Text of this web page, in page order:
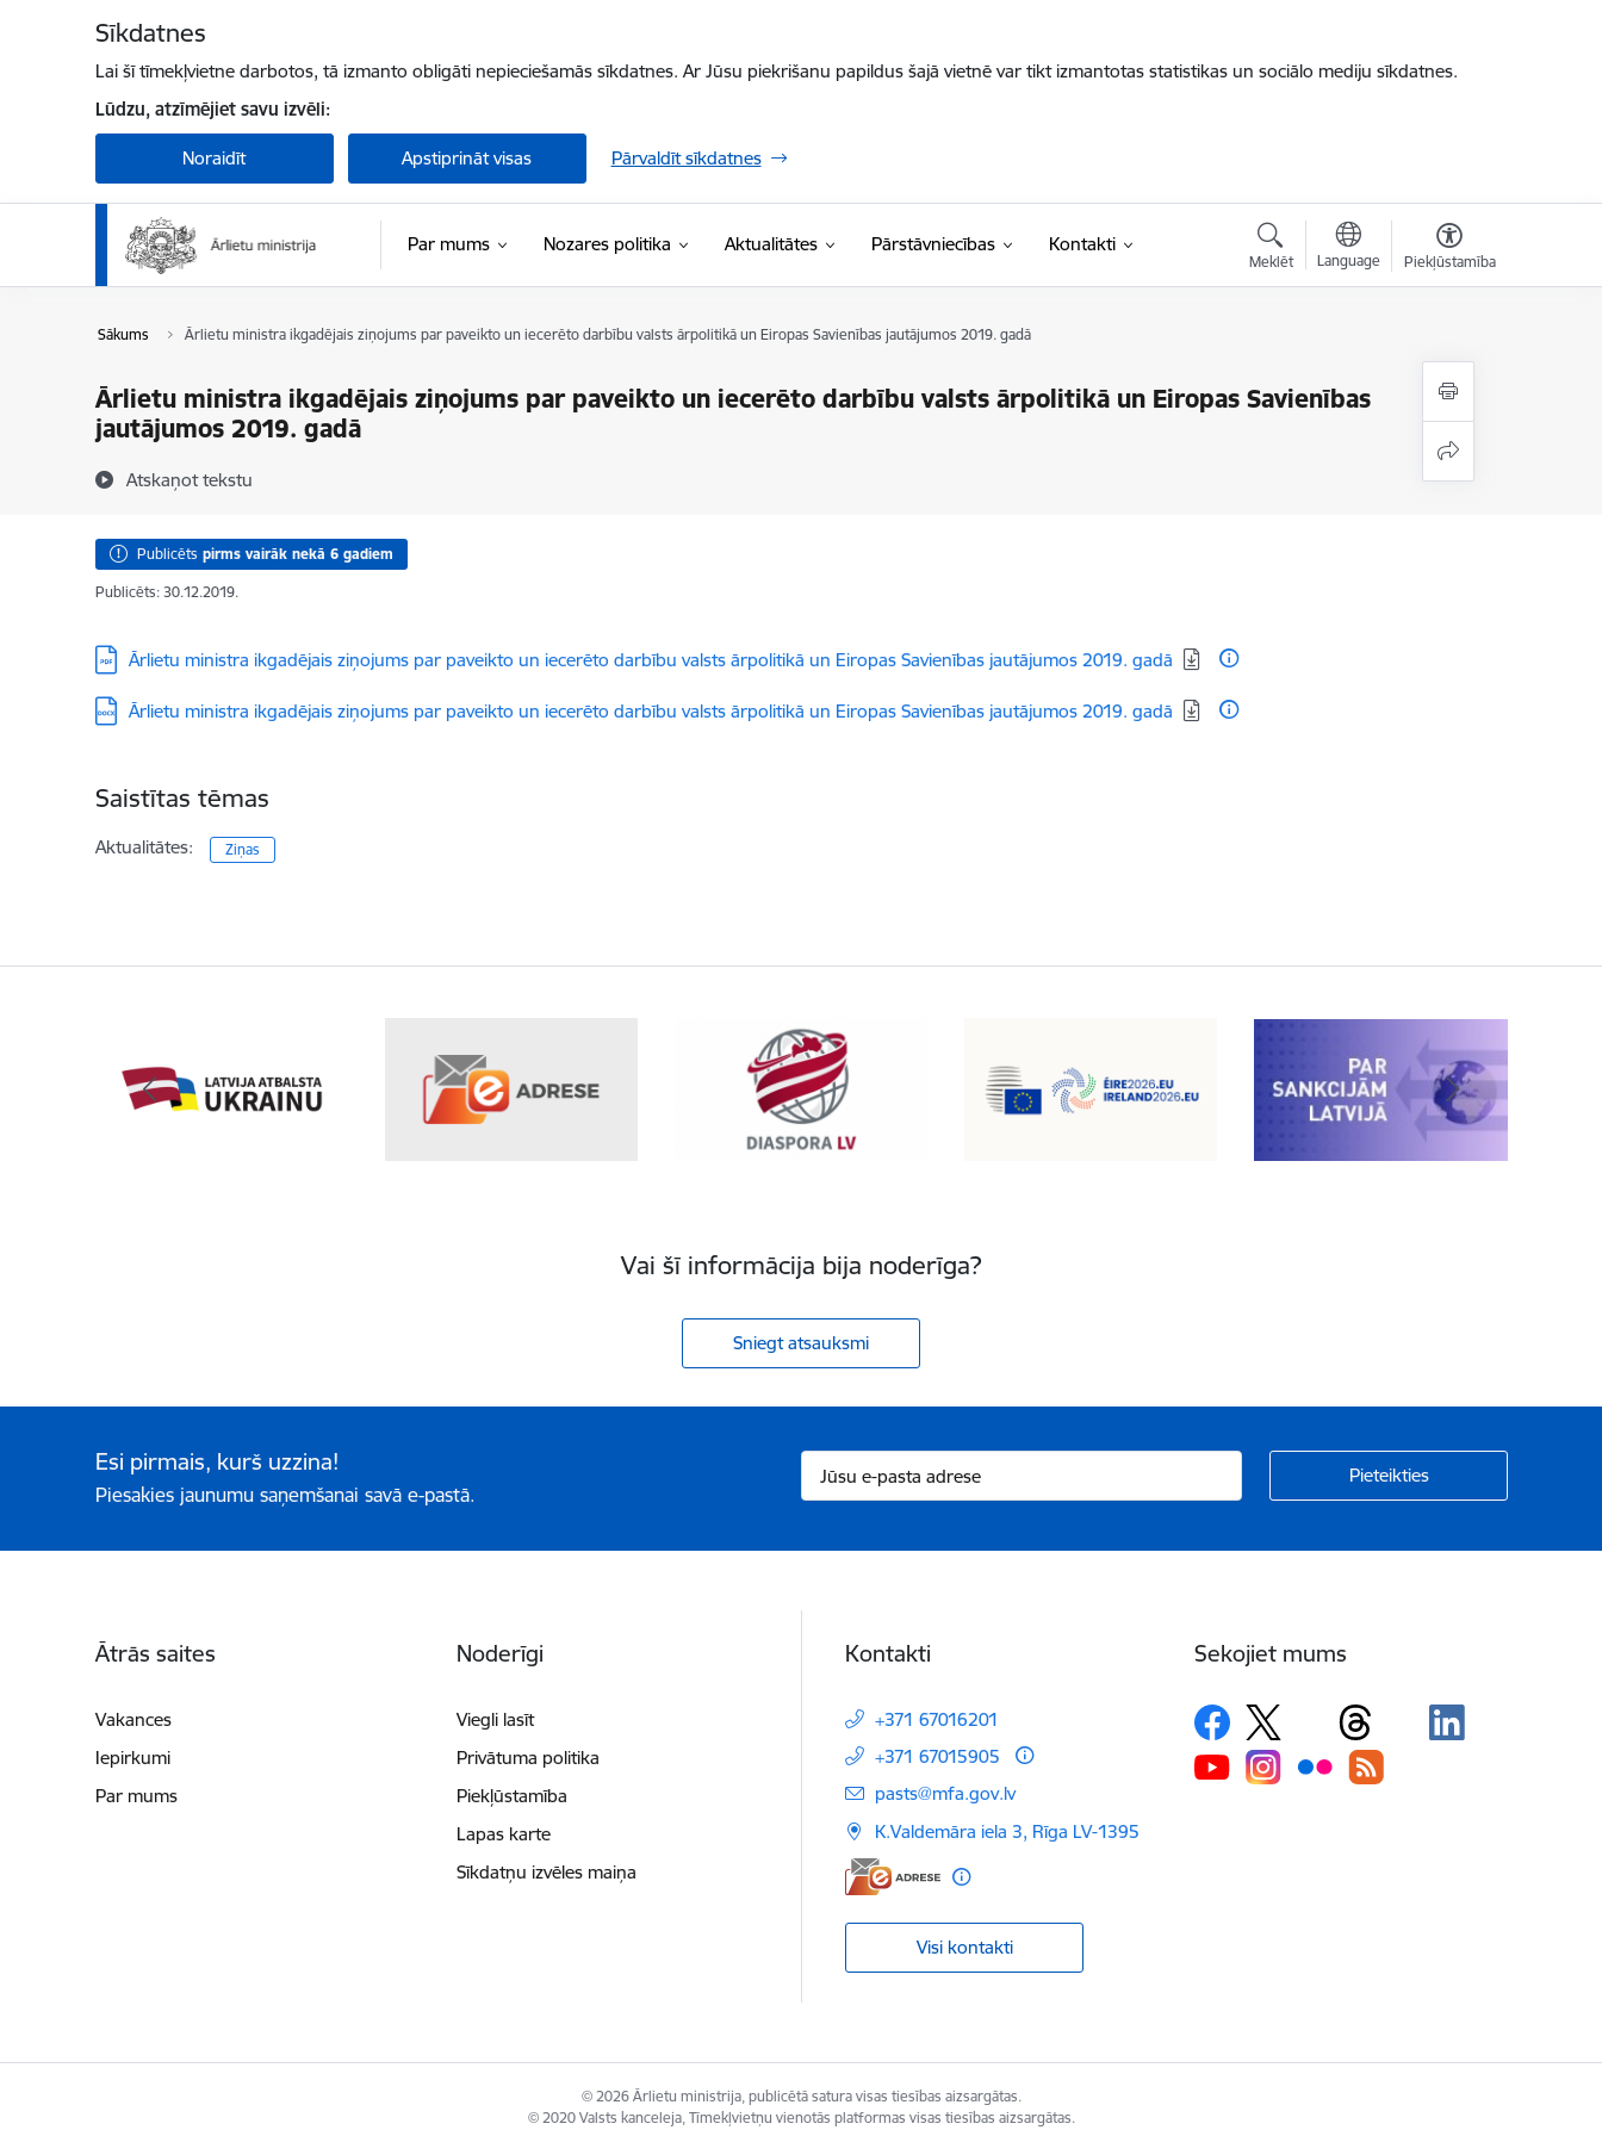
Sīkdatnes
Lai šī tīmekļvietne darbotos, tā izmanto obligāti nepieciešamās sīkdatnes. Ar Jūsu piekrišanu papildus šajā vietnē var tikt izmantotas statistikas un sociālo mediju sīkdatnes.
Lūdzu, atzīmējiet savu izvēli:
Noraidīt Apstiprināt visas Pārvaldīt sīkdatnes
Par mums Nozares politika Aktualitātes Pārstāvniecības Kontakti
Meklēt Language Piekļūstamība
Sākums Ārlietu ministra ikgadējais ziņojums par paveikto un iecerēto darbību valsts ārpolitikā un Eiropas Savienības jautājumos 2019. gadā
Ārlietu ministra ikgadējais ziņojums par paveikto un iecerēto darbību valsts ārpolitikā un Eiropas Savienības
jautājumos 2019. gadā
Atskaņot tekstu
Publicēts pirms vairāk nekā 6 gadiem
Publicēts: 30.12.2019.
Lejupielādēt:
Ārlietu ministra ikgadējais ziņojums par paveikto un iecerēto darbību valsts ārpolitikā un Eiropas Savienības jautājumos 2019. gadā
Lejupielādēt:
Ārlietu ministra ikgadējais ziņojums par paveikto un iecerēto darbību valsts ārpolitikā un Eiropas Savienības jautājumos 2019. gadā
Saistītas tēmas
Aktualitātes: Ziņas
Vai šī informācija bija noderīga?
Sniegt atsauksmi
Esi pirmais, kurš uzzina!
Piesakies jaunumu saņemšanai savā e-pastā.
Ātrās saites
Vakances
Iepirkumi
Par mums
Noderīgi
Viegli lasīt
Privātuma politika
Piekļūstamība
Lapas karte
Sīkdatņu izvēles maiņa
Kontakti
+371 67016201
+371 67015905
E-pasts:
pasts@mfa.gov.lv
K.Valdemāra iela 3, Rīga LV-1395
Visi kontakti
Sekojiet mums
© 2026 Ārlietu ministrija, publicētā satura visas tiesības aizsargātas.
© 2020 Valsts kanceleja, Tīmekļvietņu vienotās platformas visas tiesības aizsargātas.